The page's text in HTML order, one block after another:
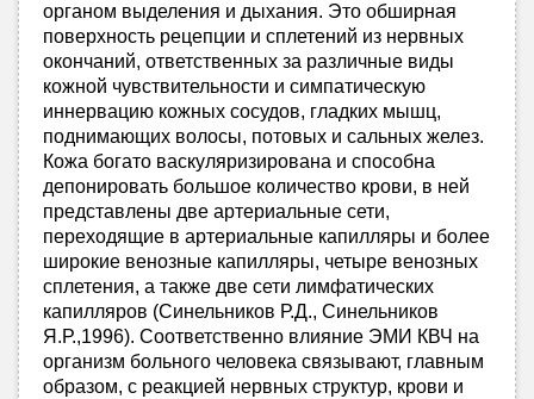
органом выделения и дыхания. Это обширная
поверхность рецепции и сплетений из нервных
окончаний, ответственных за различные виды
кожной чувствительности и симпатическую
иннервацию кожных сосудов, гладких мышц,
поднимающих волосы, потовых и сальных желез.
Кожа богато васкуляризирована и способна
депонировать большое количество крови, в ней
представлены две артериальные сети,
переходящие в артериальные капилляры и более
широкие венозные капилляры, четыре венозных
сплетения, а также две сети лимфатических
капилляров (Синельников Р.Д., Синельников
Я.Р.,1996). Соответственно влияние ЭМИ КВЧ на
организм больного человека связывают, главным
образом, с реакцией нервных структур, крови и